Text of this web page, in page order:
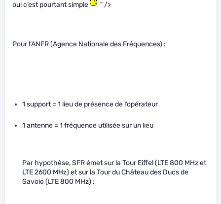
oui c’est pourtant simple " />
Pour l’ANFR (Agence Nationale des Fréquences) :
1 support = 1 lieu de présence de l’opérateur
1 antenne = 1 fréquence utilisée sur un lieu
Par hypothèse, SFR émet sur la Tour Eiffel (LTE 800 MHz et
LTE 2600 MHz) et sur la Tour du Château des Ducs de
Savoie (LTE 800 MHz) :